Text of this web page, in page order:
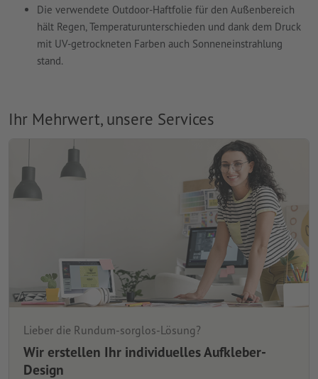
Die verwendete Outdoor-Haftfolie für den Außenbereich
hält Regen, Temperaturunterschieden und dank dem Druck
mit UV-getrockneten Farben auch Sonneneinstrahlung
stand.
Ihr Mehrwert, unsere Services
Lieber die Rundum-sorglos-Lösung?
Wir erstellen Ihr individuelles Aufkleber-
Design